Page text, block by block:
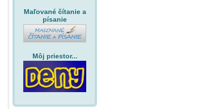
Maľované čítanie a
písanie
Môj priestor...